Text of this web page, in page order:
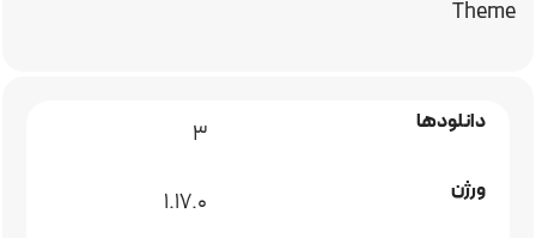
Theme
دانلودها 3
ورژن 1.17.0